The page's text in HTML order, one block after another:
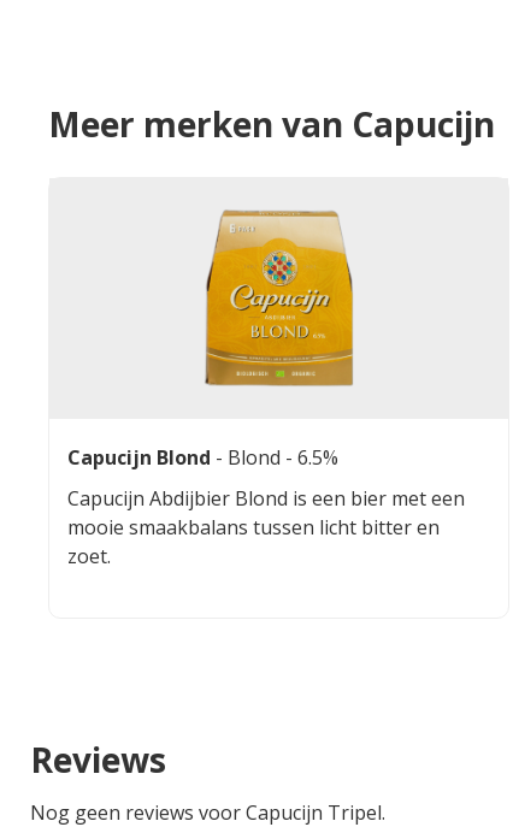
Meer merken van Capucijn
Capucijn Blond - Blond - 6.5%
Capucijn Abdijbier Blond is een bier met een
mooie smaakbalans tussen licht bitter en
zoet.
Reviews
Nog geen reviews voor Capucijn Tripel.